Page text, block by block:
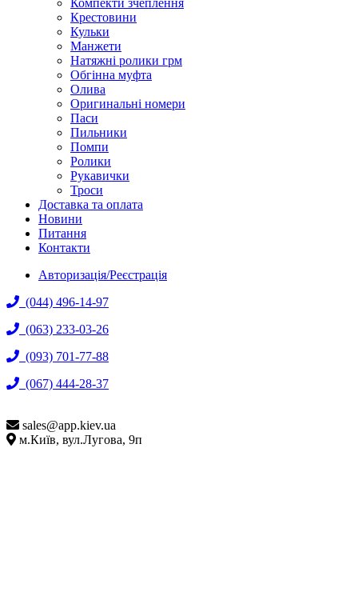
Компекти зчеплення
Крестовини
Кульки
Манжети
Натяжні ролики грм
Обгінна муфта
Олива
Оригинальні номери
Паси
Пильники
Помпи
Ролики
Рукавички
Троси
Доставка та оплата
Новини
Питання
Контакти
Авторизація/Реєстрація
(044) 496-14-97
(063) 233-03-26
(093) 701-77-88
(067) 444-28-37
sales@app.kiev.ua
м.Київ, вул.Лугова, 9п